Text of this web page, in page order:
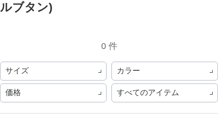
ルブタン)
0 件
サイズ カラー
価格 すべてのアイテム